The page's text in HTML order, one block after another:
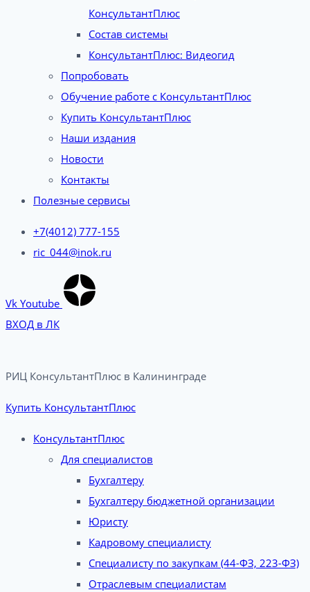
КонсультантПлюс
Состав системы
КонсультантПлюс: Видеогид
Попробовать
Обучение работе с КонсультантПлюс
Купить КонсультантПлюс
Наши издания
Новости
Контакты
Полезные сервисы
+7(4012) 777-155
ric_044@inok.ru
Vk Youtube
ВХОД в ЛК
РИЦ КонсультантПлюс в Калининграде​
Купить КонсультантПлюс
КонсультантПлюс
Для специалистов
Бухгалтеру
Бухгалтеру бюджетной организации
Юристу
Кадровому специалисту
Специалисту по закупкам (44-ФЗ, 223-ФЗ)
Отраслевым специалистам